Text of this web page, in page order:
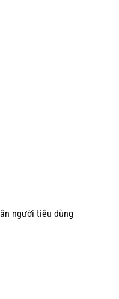
người tiêu dùng